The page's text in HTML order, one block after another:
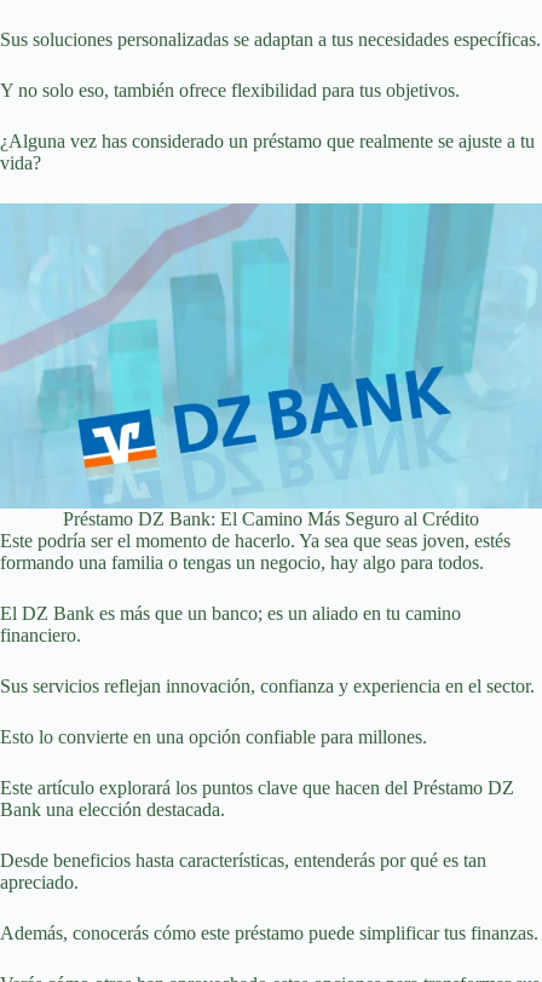
Sus soluciones personalizadas se adaptan a tus necesidades específicas.
Y no solo eso, también ofrece flexibilidad para tus objetivos.
¿Alguna vez has considerado un préstamo que realmente se ajuste a tu
vida?
Préstamo DZ Bank: El Camino Más Seguro al Crédito
Este podría ser el momento de hacerlo. Ya sea que seas joven, estés
formando una familia o tengas un negocio, hay algo para todos.
El DZ Bank es más que un banco; es un aliado en tu camino
financiero.
Sus servicios reflejan innovación, confianza y experiencia en el sector.
Esto lo convierte en una opción confiable para millones.
Este artículo explorará los puntos clave que hacen del Préstamo DZ
Bank una elección destacada.
Desde beneficios hasta características, entenderás por qué es tan
apreciado.
Además, conocerás cómo este préstamo puede simplificar tus finanzas.